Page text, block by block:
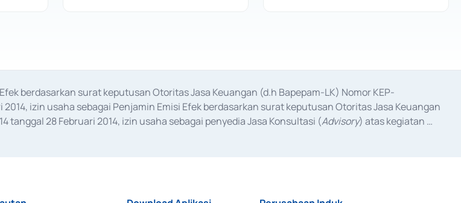
berdasarkan surat keputusan Otoritas Jasa Keuangan (d.h Bapepam-LK) Nomor KEP-
izin usaha sebagai Penjamin Emisi Efek berdasarkan surat keputusan Otoritas Jasa Keuangan
tanggal 28 Februari 2014, izin usaha sebagai penyedia Jasa Konsultasi (Advisory) atas kegiatan